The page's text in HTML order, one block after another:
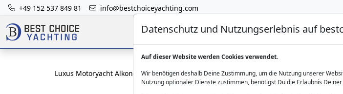
+49 152 537 849 81 info@bestchoiceyachting.com
Luxus Yacht Charter
Luxus Motoryacht Alkonost - 50m 5 Kabinen ab Bodrum
Datenschutz und Nutzungserlebnis auf
Auf dieser Website werden Cookies verwendet.
Wir benötigen deshalb Deine Zustimmung, um die Nutzung unserer
Nutzung optionaler Dienste zustimmen, benötigst Du die Erlaubnis